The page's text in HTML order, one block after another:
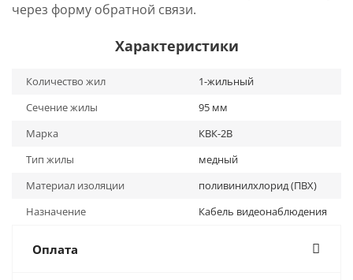
через форму обратной связи.
Характеристики
Количество жил
1-жильный
Сечение жилы
95 мм
Марка
КВК-2В
Тип жилы
медный
Материал изоляции
поливинилхлорид (ПВХ)
Назначение
Кабель видеонаблюдения
Оплата